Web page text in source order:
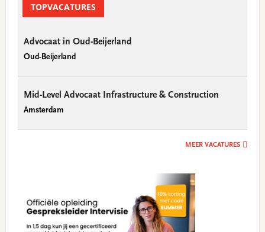
TOPVACATURES
Advocaat in Oud-Beijerland
Oud-Beijerland
Mid-Level Advocaat Infrastructure & Construction
Amsterdam
MEER VACATURES